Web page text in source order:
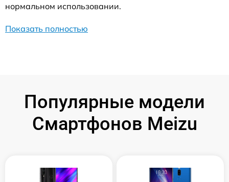
нормальном использовании.
Показать полностью
Популярные модели
Смартфонов Meizu